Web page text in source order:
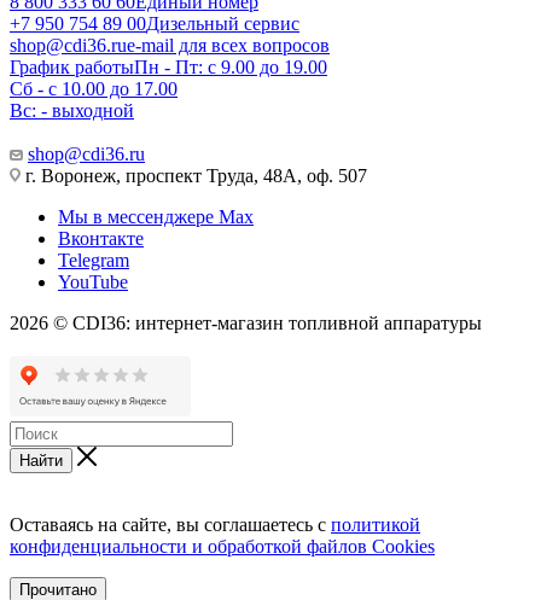
+7 950 754 89 00Дизельный сервис
shop@cdi36.rue-mail для всех вопросов
График работыПн - Пт: с 9.00 до 19.00
Сб - с 10.00 до 17.00
Вс: - выходной
shop@cdi36.ru
г. Воронеж, проспект Труда, 48А, оф. 507
Мы в мессенджере Max
Вконтакте
Telegram
YouTube
2026 © CDI36: интернет-магазин топливной аппаратуры
Найти
Оставаясь на сайте, вы соглашаетесь с политикой
конфиденциальности и обработкой файлов Cookies
Прочитано